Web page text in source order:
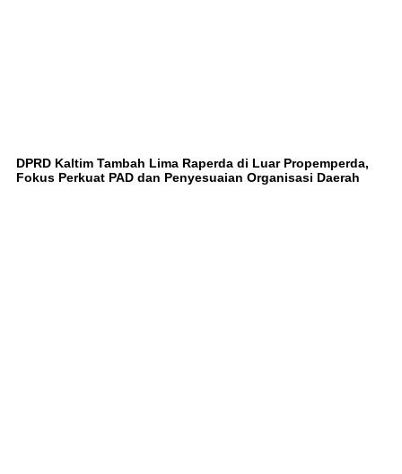
DPRD Kaltim Tambah Lima Raperda di Luar Propemperda,
Fokus Perkuat PAD dan Penyesuaian Organisasi Daerah